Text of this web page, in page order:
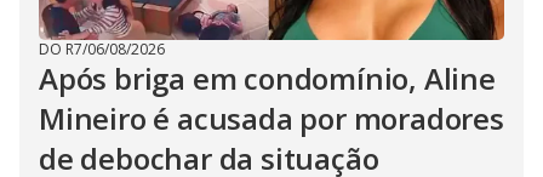
DO R7/06/08/2026
Após briga em condomínio, Aline
Mineiro é acusada por moradores
de debochar da situação